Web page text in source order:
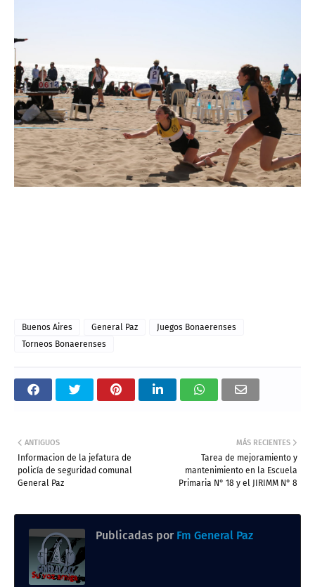
Buenos Aires General Paz
Juegos Bonaerenses
Torneos Bonaerenses
MÁS RECIENTES
Tarea de mejoramiento y
mantenimiento en la Escuela
Primaria N° 18 y el JIRIMM N° 8
ANTIGUOS
Informacion de la jefatura de
policía de seguridad comunal
General Paz
Publicadas por Fm General Paz